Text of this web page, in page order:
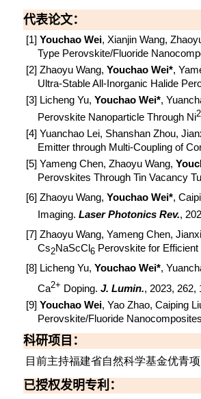
代表论文：
[1] Youchao Wei, Xianjin Wang,
Type Perovskite/Fluoride
[2] Zhaoyu Wang, Youchao Wei*,
Ultra-Stable All-Inorganic Halide
[3] Licheng Yu, Youchao Wei*,
Perovskite Nanoparticle Through Ni
[4] Yuanchao Lei, Shanshan Zhou,
Emitter through Multi-Coupling of
[5] Yameng Chen, Zhaoyu Wang,
Perovskites Through Tin Vacancy
[6] Zhaoyu Wang, Youchao Wei*,
Imaging.Laser Photonics Rev.,
[7] Zhaoyu Wang, Yameng Chen,
Cs2NaScCl6 Perovskite for
[8] Licheng Yu, Youchao Wei*,
Ca2+ Doping.J. Lumin., 2023, 262,
[9] Youchao Wei, Yao Zhao, Caiping
Perovskite/Fluoride
科研项目 ：
目前主持福建省自然科学基金优青
已授权发明专利 ：